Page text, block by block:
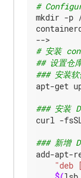
#
mkdir -p
-->
# 安装
## 设置仓
### 安装
apt-get
### 安装
curl -
### 新增
add-apt-